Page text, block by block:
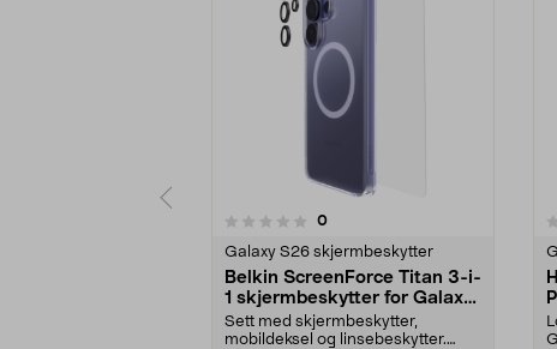
0anmeldelser
Galaxy S26 skjermbeskytter
Belkin ScreenForce Titan 3-i-
1 skjermbeskytter for Galaxy
S26 Ultra
Sett med skjermbeskytter,
mobildeksel og linsebeskytter.
0.0 av 5 stjerner